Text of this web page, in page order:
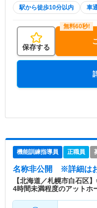
駅から徒歩10分以内 車
保存する
機能訓練指導員 正職員
名称非公開 ※詳細は
【北海道／札幌市白石区
4時間未満程度のアット